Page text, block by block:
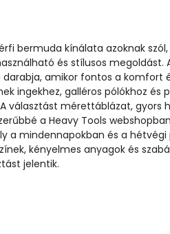
bermuda kínálata azoknak
és stílusos
amikor fontos a komfort
ingekhez, galléros pólókhoz
választást mérettáblázat, gyors
a Heavy Tools
a mindennapokban és a hétvégi
kényelmes anyagok és
jelentik.